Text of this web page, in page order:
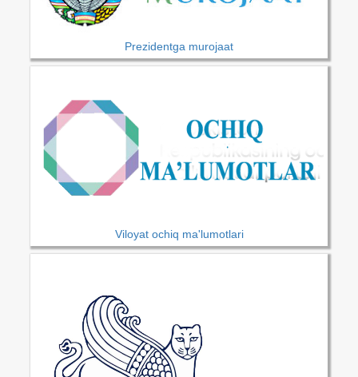
Prezidentga murojaat
Viloyat ochiq ma'lumotlari